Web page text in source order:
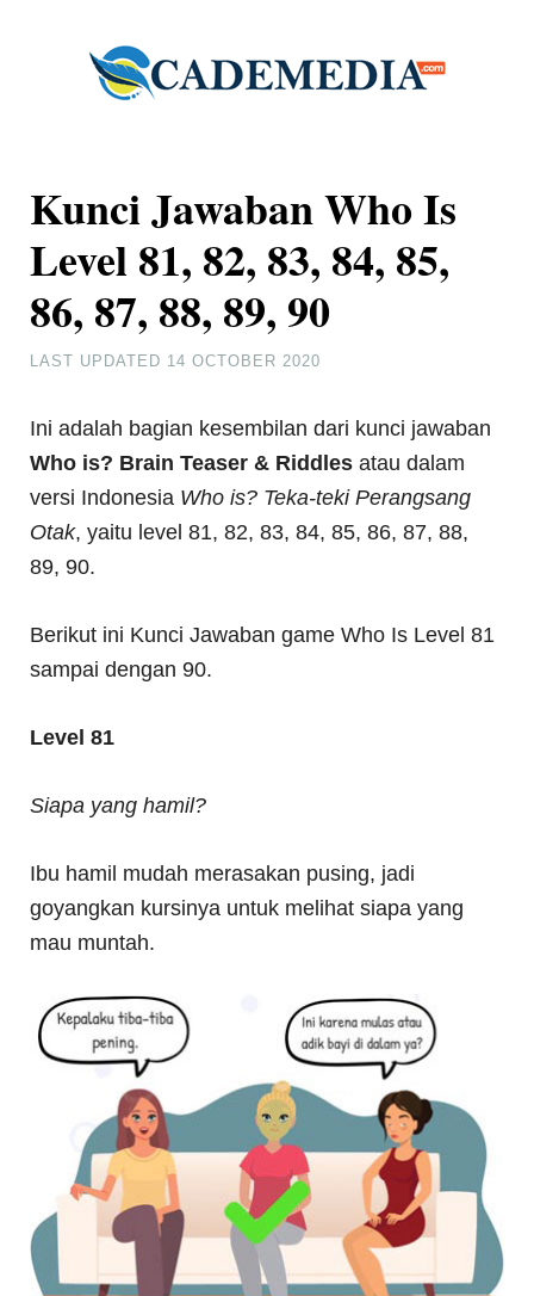
Kunci Jawaban Who Is
Level 81, 82, 83, 84, 85,
86, 87, 88, 89, 90
LAST UPDATED 14 OCTOBER 2020
Ini adalah bagian kesembilan dari kunci jawaban
Who is? Brain Teaser & Riddles atau dalam
versi Indonesia Who is? Teka-teki Perangsang
Otak, yaitu level 81, 82, 83, 84, 85, 86, 87, 88,
89, 90.
Berikut ini Kunci Jawaban game Who Is Level 81
sampai dengan 90.
Level 81
Siapa yang hamil?
Ibu hamil mudah merasakan pusing, jadi
goyangkan kursinya untuk melihat siapa yang
mau muntah.